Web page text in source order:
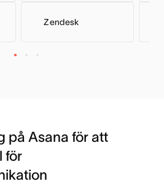
Zendesk
på Asana för att
för